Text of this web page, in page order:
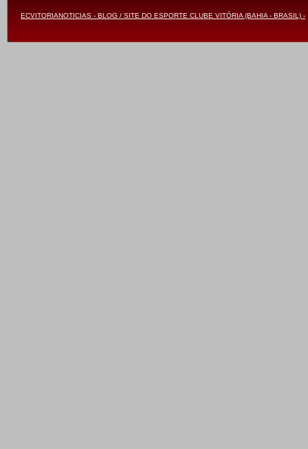
ECVITORIANOTICIAS - BLOG / SITE DO ESPORTE CLUBE VITÓRIA (BAHIA - BRASIL) -